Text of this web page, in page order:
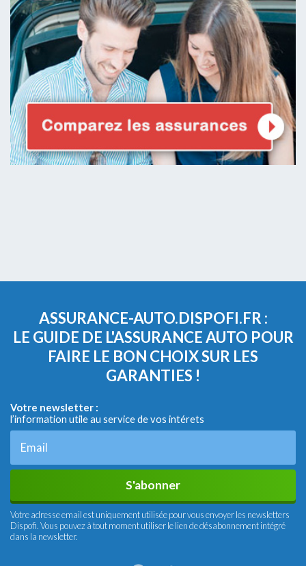
ASSURANCE-AUTO.DISPOFI.FR :
LE GUIDE DE L'ASSURANCE AUTO POUR
FAIRE LE BON CHOIX SUR LES
GARANTIES !
Votre newsletter :
l’information utile au service de vos intérets
S'abonner
Votre adresse email est uniquement utilisée pour vous envoyer les newsletters
Dispofi. Vous pouvez à tout moment utiliser le lien de désabonnement intégré
dans la newsletter.